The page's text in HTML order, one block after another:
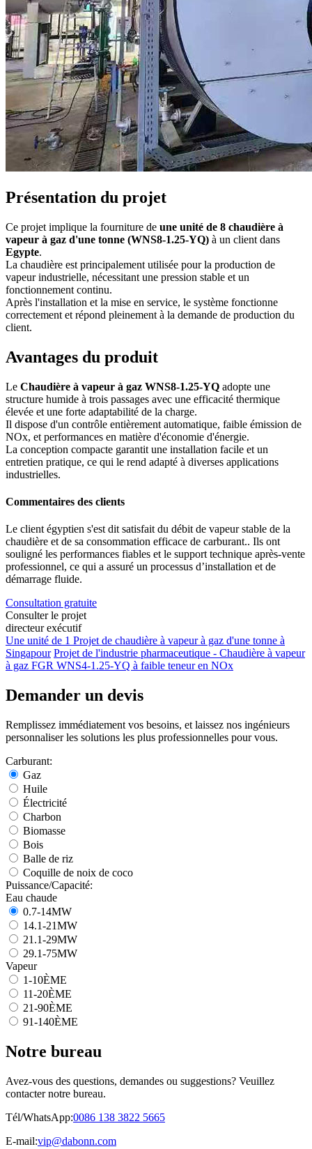
Présentation du projet
Ce projet implique la fourniture de une unité de 8 chaudière à
vapeur à gaz d'une tonne (WNS8-1.25-YQ) à un client dans
Egypte.
La chaudière est principalement utilisée pour la production de
vapeur industrielle, nécessitant une pression stable et un
fonctionnement continu.
Après l'installation et la mise en service, le système fonctionne
correctement et répond pleinement à la demande de production du
client.
Avantages du produit
Le Chaudière à vapeur à gaz WNS8-1.25-YQ adopte une
structure humide à trois passages avec une efficacité thermique
élevée et une forte adaptabilité de la charge.
Il dispose d'un contrôle entièrement automatique, faible émission de
NOx, et performances en matière d'économie d'énergie.
La conception compacte garantit une installation facile et un
entretien pratique, ce qui le rend adapté à diverses applications
industrielles.
Commentaires des clients
Le client égyptien s'est dit satisfait du débit de vapeur stable de la
chaudière et de sa consommation efficace de carburant.. Ils ont
souligné les performances fiables et le support technique après-vente
professionnel, ce qui a assuré un processus d’installation et de
démarrage fluide.
Consultation gratuite
Consulter le projet
directeur exécutif
Une unité de 1 Projet de chaudière à vapeur à gaz d'une tonne à
Singapour Projet de l'industrie pharmaceutique - Chaudière à vapeur
à gaz FGR WNS4-1.25-YQ à faible teneur en NOx
Demander un devis
Remplissez immédiatement vos besoins, et laissez nos ingénieurs
personnaliser les solutions les plus professionnelles pour vous.
Carburant:
Gaz
Huile
Électricité
Charbon
Biomasse
Bois
Balle de riz
Coquille de noix de coco
Puissance/Capacité:
Eau chaude
0.7-14MW
14.1-21MW
21.1-29MW
29.1-75MW
Vapeur
1-10ÈME
11-20ÈME
21-90ÈME
91-140ÈME
Notre bureau
Avez-vous des questions, demandes ou suggestions? Veuillez
contacter notre bureau.
Tél/WhatsApp:0086 138 3822 5665
E-mail:vip@dabonn.com